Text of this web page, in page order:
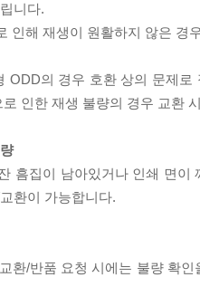
니다.
인해 재생이 원활하지 않은 경
ODD의 경우 호환 상의 문제
인한 재생 불량의 경우 교환
흠집이 남아있거나 인쇄 면
환이 가능합니다.
환/반품 요청 시에는 불량 확